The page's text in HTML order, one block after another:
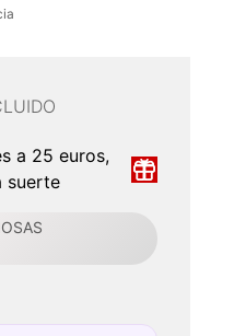
a 25 euros,
suerte